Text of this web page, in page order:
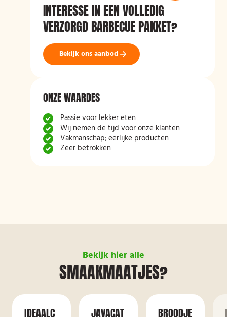
INTERESSE IN EEN VOLLEDIG
VERZORGD BARBECUE PAKKET?
Bekijk ons aanbod
ONZE WAARDES
Passie voor lekker eten
Wij nemen de tijd voor onze klanten
Vakmanschap; eerlijke producten
Zeer betrokken
Bekijk hier alle
SMAAKMAATJES?
IDEAALC
JAVACAT
BROODJE